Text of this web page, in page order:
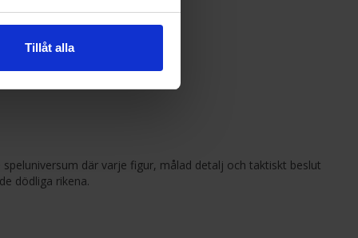
Tillåt alla
där varje figur, målad detalj och taktiskt beslut
dödliga rikena.